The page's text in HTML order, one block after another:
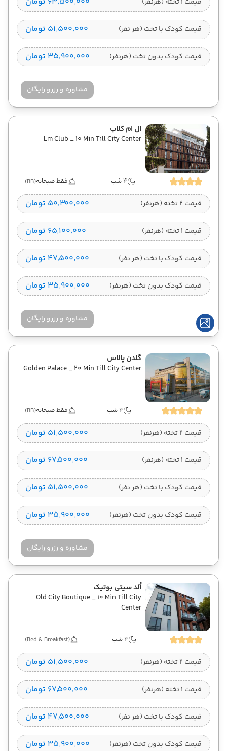
قیمت کودک با تخت (هر نفر) ۵۱٬۵۰۰٬۰۰۰ تومان
قیمت کودک بدون تخت (هرنفر) ۳۵٬۹۰۰٬۰۰۰ تومان
مشاوره و رزرو رایگان
ال ام کلاب
Lm Club _ 10 Min Till City Center
4 شب فقط صبحانه(BB)
قیمت 2 تخته (هرنفر) ۵۰٬۳۰۰٬۰۰۰ تومان
قیمت 1 تخته (هرنفر) ۶۵٬۱۰۰٬۰۰۰ تومان
قیمت کودک با تخت (هر نفر) ۴۷٬۵۰۰٬۰۰۰ تومان
قیمت کودک بدون تخت (هرنفر) ۳۵٬۹۰۰٬۰۰۰ تومان
مشاوره و رزرو رایگان
گلدن پالاس
Golden Palace _ 20 Min Till City Center
4 شب فقط صبحانه(BB)
قیمت 2 تخته (هرنفر) ۵۱٬۵۰۰٬۰۰۰ تومان
قیمت 1 تخته (هرنفر) ۶۷٬۵۰۰٬۰۰۰ تومان
قیمت کودک با تخت (هر نفر) ۵۱٬۵۰۰٬۰۰۰ تومان
قیمت کودک بدون تخت (هرنفر) ۳۵٬۹۰۰٬۰۰۰ تومان
مشاوره و رزرو رایگان
اُلد سیتی بوتیک
Old City Boutique _ 10 Min Till City
Center
4 شب (Bed & Breakfast)
قیمت 2 تخته (هرنفر) ۵۱٬۵۰۰٬۰۰۰ تومان
قیمت 1 تخته (هرنفر) ۶۷٬۵۰۰٬۰۰۰ تومان
قیمت کودک با تخت (هر نفر) ۴۷٬۵۰۰٬۰۰۰ تومان
قیمت کودک بدون تخت (هرنفر) ۳۵٬۹۰۰٬۰۰۰ تومان